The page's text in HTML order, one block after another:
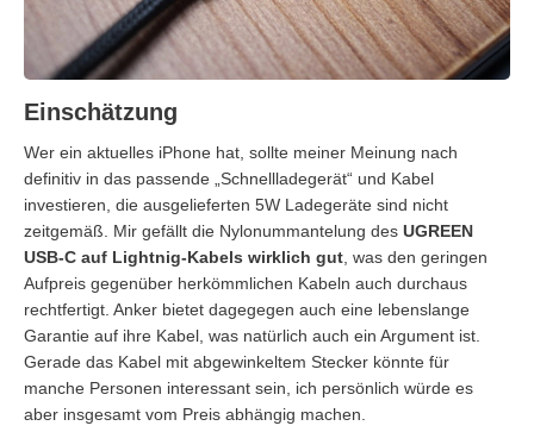
Einschätzung
Wer ein aktuelles iPhone hat, sollte meiner Meinung nach
definitiv in das passende „Schnellladegerät“ und Kabel
investieren, die ausgelieferten 5W Ladegeräte sind nicht
zeitgemäß. Mir gefällt die Nylonummantelung des UGREEN
USB-C auf Lightnig-Kabels wirklich gut , was den geringen
Aufpreis gegenüber herkömmlichen Kabeln auch durchaus
rechtfertigt. Anker bietet dagegegen auch eine lebenslange
Garantie auf ihre Kabel, was natürlich auch ein Argument ist.
Gerade das Kabel mit abgewinkeltem Stecker könnte für
manche Personen interessant sein, ich persönlich würde es
aber insgesamt vom Preis abhängig machen.